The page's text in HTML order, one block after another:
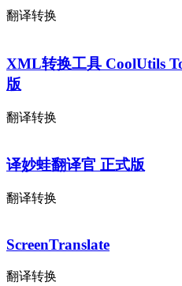
翻译转换
XML转换工具 CoolUtils
版
翻译转换
译妙蛙翻译官 正式版
翻译转换
ScreenTranslate
翻译转换